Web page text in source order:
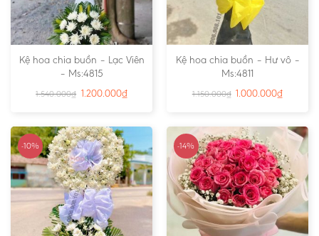
Kệ hoa chia buồn – Lạc Viên
– Ms:4815
1.540.000₫ 1.200.000₫
Kệ hoa chia buồn – Hư vô –
Ms:4811
1.150.000₫ 1.000.000₫
-10% -14%